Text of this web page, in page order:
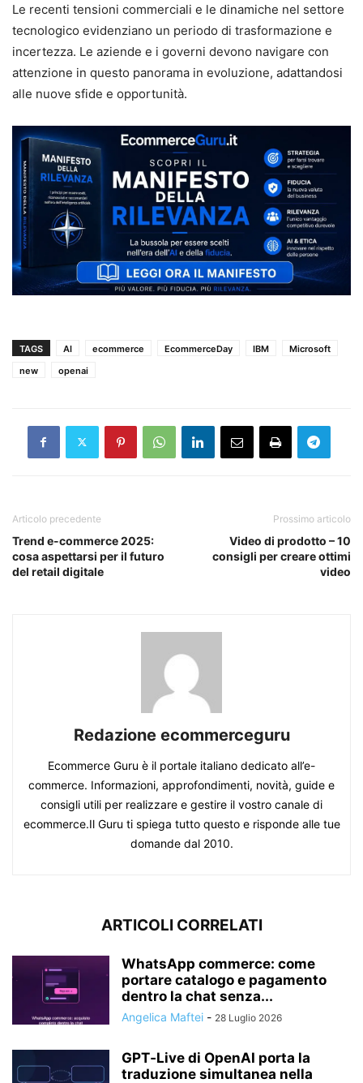
Le recenti tensioni commerciali e le dinamiche nel settore
tecnologico evidenziano un periodo di trasformazione e
incertezza. Le aziende e i governi devono navigare con
attenzione in questo panorama in evoluzione, adattandosi
alle nuove sfide e opportunità.
TAGS AI ecommerce EcommerceDay IBM
Microsoft
new
openai
Articolo precedente
Trend e-commerce 2025:
cosa aspettarsi per il futuro
del retail digitale
Prossimo articolo
Video di prodotto – 10
consigli per creare ottimi
video
Redazione ecommerceguru
Ecommerce Guru è il portale italiano dedicato all’e-
commerce. Informazioni, approfondimenti, novità, guide e
consigli utili per realizzare e gestire il vostro canale di
ecommerce.Il Guru ti spiega tutto questo e risponde alle tue
domande dal 2010.
ARTICOLI CORRELATI
WhatsApp commerce: come
portare catalogo e pagamento
dentro la chat senza...
Angelica Maftei - 28 Luglio 2026
GPT‑Live di OpenAI porta la
traduzione simultanea nella